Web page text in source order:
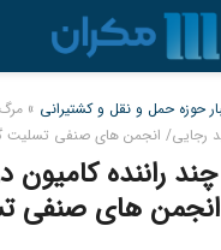
حوزه حمل و نقل و کشتیرانی »
رجایی/ انجمن های صنفی تسلیت
راننده کامیون
های صنفی